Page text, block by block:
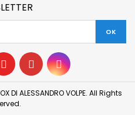
DI ALESSANDRO VOLPE. All Rights
servizi di
farlo notare, ecco